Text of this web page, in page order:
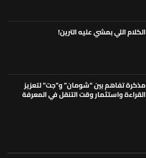
الكلام اللي بمشي عليه الترين!
مذكرة تفاهم بين “شومان” و”جت” لتعزيز
القراءة واستثمار وقت التنقل في المعرفة